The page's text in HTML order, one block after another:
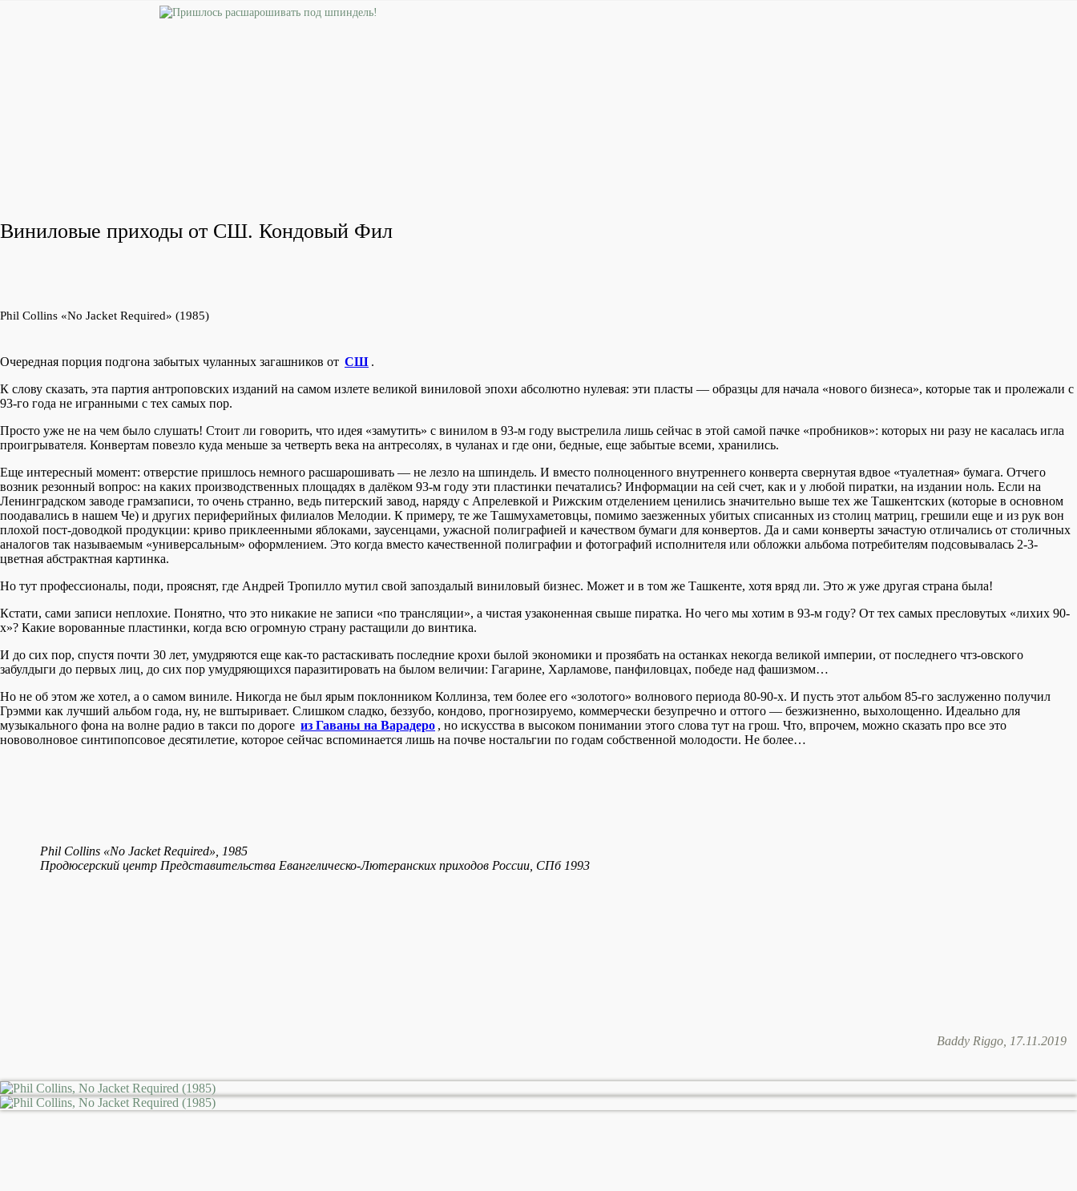
Виниловые приходы от СШ. Кондовый Фил
Phil Collins «No Jacket Required» (1985)
Очередная порция подгона забытых чуланных загашников от СШ .
К слову сказать, эта партия антроповских изданий на самом излете великой виниловой эпохи абсолютно нулевая: эти пласты — образцы для начала «нового бизнеса», которые так и пролежали с
93-го года не игранными с тех самых пор.
Просто уже не на чем было слушать! Стоит ли говорить, что идея «замутить» с винилом в 93-м году выстрелила лишь сейчас в этой самой пачке «пробников»: которых ни разу не касалась игла
проигрывателя. Конвертам повезло куда меньше за четверть века на антресолях, в чуланах и где они, бедные, еще забытые всеми, хранились.
Еще интересный момент: отверстие пришлось немного расшарошивать — не лезло на шпиндель. И вместо полноценного внутреннего конверта свернутая вдвое «туалетная» бумага. Отчего
возник резонный вопрос: на каких производственных площадях в далёком 93-м году эти пластинки печатались? Информации на сей счет, как и у любой пиратки, на издании ноль. Если на
Ленинградском заводе грамзаписи, то очень странно, ведь питерский завод, наряду с Апрелевкой и Рижским отделением ценились значительно выше тех же Ташкентских (которые в основном
поодавались в нашем Че) и других периферийных филиалов Мелодии. К примеру, те же Ташмухаметовцы, помимо заезженных убитых списанных из столиц матриц, грешили еще и из рук вон
плохой пост-доводкой продукции: криво приклеенными яблоками, заусенцами, ужасной полиграфией и качеством бумаги для конвертов. Да и сами конверты зачастую отличались от столичных
аналогов так называемым «универсальным» оформлением. Это когда вместо качественной полиграфии и фотографий исполнителя или обложки альбома потребителям подсовывалась 2-3-
цветная абстрактная картинка.
Но тут профессионалы, поди, прояснят, где Андрей Тропилло мутил свой запоздалый виниловый бизнес. Может и в том же Ташкенте, хотя вряд ли. Это ж уже другая страна была!
Кстати, сами записи неплохие. Понятно, что это никакие не записи «по трансляции», а чистая узаконенная свыше пиратка. Но чего мы хотим в 93-м году? От тех самых пресловутых «лихих 90-
х»? Какие ворованные пластинки, когда всю огромную страну растащили до винтика.
И до сих пор, спустя почти 30 лет, умудряются еще как-то растаскивать последние крохи былой экономики и прозябать на останках некогда великой империи, от последнего чтз-овского
забулдыги до первых лиц, до сих пор умудряющихся паразитировать на былом величии: Гагарине, Харламове, панфиловцах, победе над фашизмом…
Но не об этом же хотел, а о самом виниле. Никогда не был ярым поклонником Коллинза, тем более его «золотого» волнового периода 80-90-х. И пусть этот альбом 85-го заслуженно получил
Грэмми как лучший альбом года, ну, не вштыривает. Слишком сладко, беззубо, кондово, прогнозируемо, коммерчески безупречно и оттого — безжизненно, выхолощенно. Идеально для
музыкального фона на волне радио в такси по дороге из Гаваны на Варадеро , но искусства в высоком понимании этого слова тут на грош. Что, впрочем, можно сказать про все это
нововолновое синтипопсовое десятилетие, которое сейчас вспоминается лишь на почве ностальгии по годам собственной молодости. Не более…
Phil Collins «No Jacket Required», 1985
Продюсерский центр Представительства Евангелическо-Лютеранских приходов России, СПб 1993
Baddy Riggo, 17.11.2019